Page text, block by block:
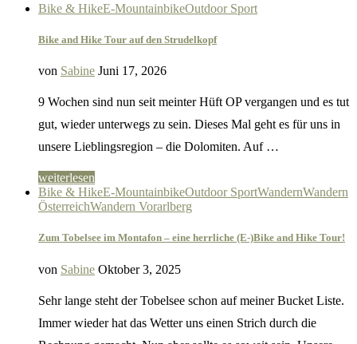
Bike & HikeE-MountainbikeOutdoor Sport
Bike and Hike Tour auf den Strudelkopf
von Sabine Juni 17, 2026
9 Wochen sind nun seit meinter Hüft OP vergangen und es tut
gut, wieder unterwegs zu sein. Dieses Mal geht es für uns in
unsere Lieblingsregion – die Dolomiten. Auf …
weiterlesen
Bike & HikeE-MountainbikeOutdoor SportWandernWandern
ÖsterreichWandern Vorarlberg
Zum Tobelsee im Montafon – eine herrliche (E-)Bike and Hike Tour!
von Sabine Oktober 3, 2025
Sehr lange steht der Tobelsee schon auf meiner Bucket Liste.
Immer wieder hat das Wetter uns einen Strich durch die